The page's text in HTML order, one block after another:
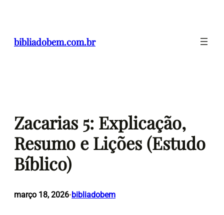
conteúdo
bibliadobem.com.br
Zacarias 5: Explicação,
Resumo e Lições (Estudo
Bíblico)
março 18, 2026•bibliadobem